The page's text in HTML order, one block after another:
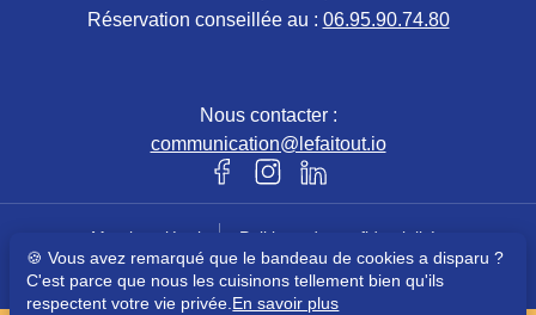
Réservation conseillée au : 06.95.90.74.80
Nous contacter :
communication@lefaitout.io
Notre page Facebook (nouvel
Notre page instagram (nouvel
Notre page Linkedin
Mentions légales
Politique de confidentialités
© Le Faitout – Tous droits réservés
🍪 Vous avez remarqué que le bandeau de cookies a disparu ?
C'est parce que nous les cuisinons tellement bien qu'ils
respectent votre vie privée. En savoir plus